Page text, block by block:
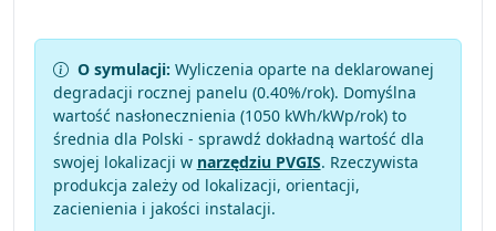
O symulacji: Wyliczenia oparte na deklarowanej
degradacji rocznej panelu (0.40%/rok). Domyślna
wartość nasłonecznienia (1050 kWh/kWp/rok) to
średnia dla Polski - sprawdź dokładną wartość dla
swojej lokalizacji w narzędziu PVGIS. Rzeczywista
produkcja zależy od lokalizacji, orientacji,
zacienienia i jakości instalacji.